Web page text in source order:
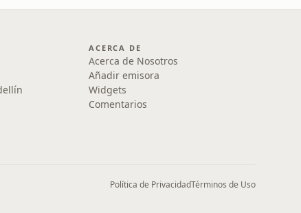
ACERCA DE
Acerca de Nosotros
Añadir emisora
Widgets
Comentarios
Política de PrivacidadTérminos de Uso